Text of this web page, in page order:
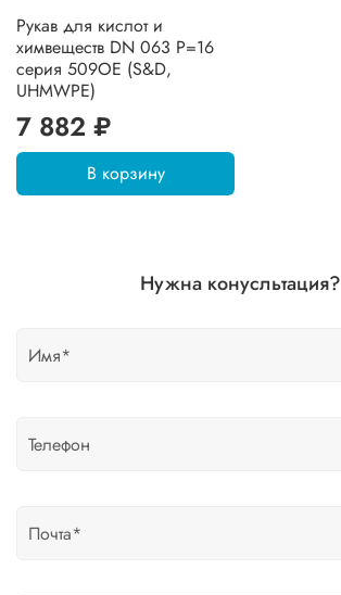
Рукав для кислот и
химвеществ DN 063 P=16
серия 509OE (S&D,
UHMWPE)
7 882 ₽
В корзину
Нужна конусльтация?